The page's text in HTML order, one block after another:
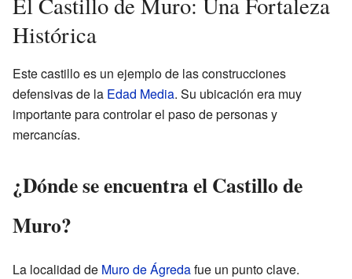
Histórica
Este castillo es un ejemplo de las construcciones
defensivas de la Edad Media. Su ubicación era muy
importante para controlar el paso de personas y
mercancías.
¿Dónde se encuentra el Castillo de
Muro?
La localidad de Muro de Ágredafue un punto clave.